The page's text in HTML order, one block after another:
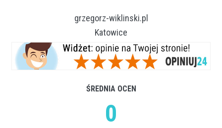
grzegorz-wiklinski.pl
Katowice
ŚREDNIA OCEN
0